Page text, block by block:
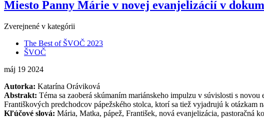
Miesto Panny Márie v novej evanjelizácií v
Zverejnené v kategórii
The Best of ŠVOČ 2023
ŠVOČ
máj 19 2024
Autorka: Katarína Oráviková
Abstrakt: Téma sa zaoberá skúmaním mariánskeho impulzu v súvislosti s
Františkových predchodcov pápežského stolca, ktorí sa tiež vyjadrujú k
Kľúčové slová: Mária, Matka, pápež, František, nová evanjelizácia, pastoračná